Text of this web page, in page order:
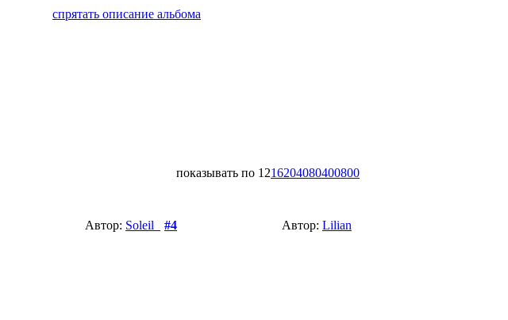
спрятать описание альбома
показывать по 1216204080400800
Автор: Soleil_ #4 Автор: Lilian